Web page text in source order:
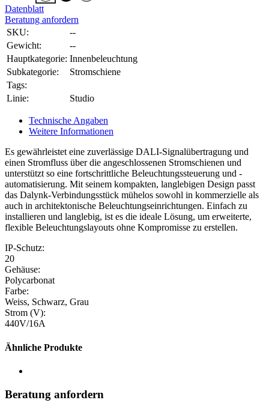
Datenblatt
Beratung anfordern
SKU:
--
Gewicht:
--
Hauptkategorie: Innenbeleuchtung
Subkategorie:
Stromschiene
Tags:
Linie:
Studio
Technische Angaben
Weitere Informationen
Es gewährleistet eine zuverlässige DALI-Signalübertragung und
einen Stromfluss über die angeschlossenen Stromschienen und
unterstützt so eine fortschrittliche Beleuchtungssteuerung und -
automatisierung. Mit seinem kompakten, langlebigen Design passt
das Dalynk-Verbindungsstück mühelos sowohl in kommerzielle als
auch in architektonische Beleuchtungseinrichtungen. Einfach zu
installieren und langlebig, ist es die ideale Lösung, um erweiterte,
flexible Beleuchtungslayouts ohne Kompromisse zu erstellen.
IP-Schutz:
20
Gehäuse:
Polycarbonat
Farbe:
Weiss, Schwarz, Grau
Strom (V):
440V/16A
Ähnliche Produkte
Beratung anfordern